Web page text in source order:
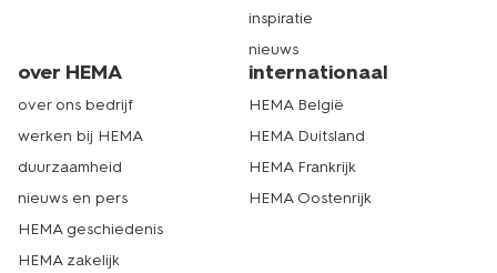
inspiratie
nieuws
over HEMA
over ons bedrijf
werken bij HEMA
duurzaamheid
nieuws en pers
HEMA geschiedenis
HEMA zakelijk
internationaal
HEMA België
HEMA Duitsland
HEMA Frankrijk
HEMA Oostenrijk